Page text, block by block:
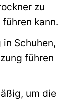
zu
kann.
Schuhen,
führen
um die